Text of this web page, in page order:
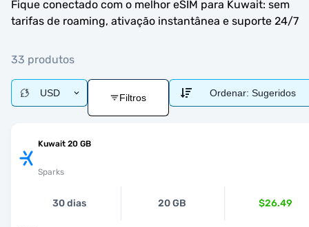
Fique conectado com o melhor eSIM para Kuwait: sem
tarifas de roaming, ativação instantânea e suporte 24/7
33 produtos
USD Filtros Ordenar: Sugeridos
Kuwait 20 GB
Sparks
30 dias 20 GB $26.49